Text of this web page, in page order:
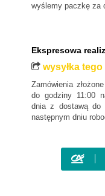
Maxus
Nissan
Opel
Porsche
wyślemy paczkę za
Ekspresowa
wysyłka
Zamówienia
do godziny 11:00
dnia z dostawą do
następnym dniu